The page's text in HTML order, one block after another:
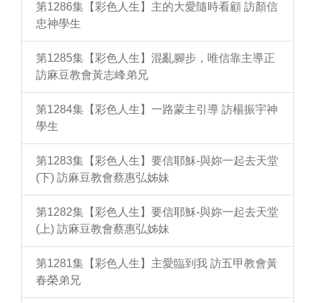
第1286集【彩色人生】主的大愛隨時看顧 訪顏信
忠神學生
第1285集【彩色人生】混亂腳步，唯信靠主導正
訪麻豆教會黃志峰弟兄
第1284集【彩色人生】一路蒙主引導 訪楊振宇神
學生
第1283集【彩色人生】要信耶穌-與妳一起去天堂
(下) 訪麻豆教會蔡惠弘姊妹
第1282集【彩色人生】要信耶穌-與妳一起去天堂
(上) 訪麻豆教會蔡惠弘姊妹
第1281集【彩色人生】主愛臨到我 訪五甲教會黃
春榮弟兄